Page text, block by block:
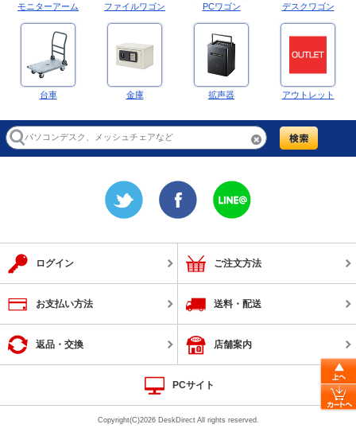
モニターアーム ファイルワゴン PCワゴン デスクワゴン
台車 金庫 拡声器 アウトレット
ログイン ご注文方法
お支払い方法 送料・配送
返品・交換 店舗案内
PCサイト
Copyright(C)2026 DeskDirect All rights reserved.